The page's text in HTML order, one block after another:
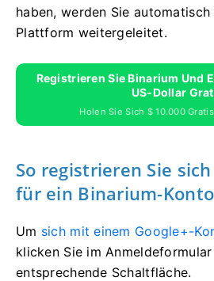
haben, werden Sie
Plattform weitergeleitet.
Registrieren Sie Binarium Und
US-Dollar
Holen Sie Sich $ 10.000
So registrieren Sie
für ein Binarium-Konto
Um sich mit einem Google+-
klicken Sie im
entsprechende Schaltfläche.